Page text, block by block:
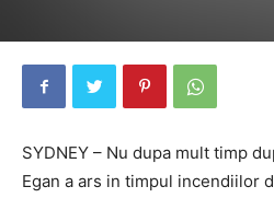
SYDNEY – Nu dupa mult timp
Egan a ars in timpul incendiilor